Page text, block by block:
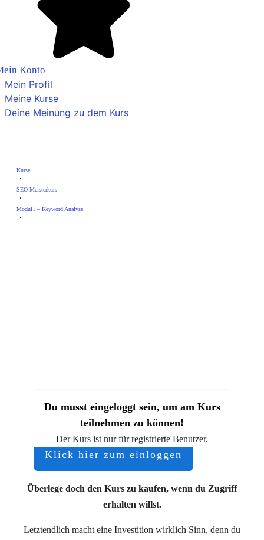
Konto
Mein Profil
Meine Kurse
Deine Meinung zu dem Kurs
Kurse
SEO Meisterkurs
Modul1 – Keyword Analyse
Du musst eingeloggt sein, um am Kurs
teilnehmen zu können!
Der Kurs ist nur für registrierte Benutzer.
Klick hier zum einloggen
Überlege doch den Kurs zu kaufen, wenn du Zugriff
erhalten willst.
Letztendlich macht eine Investition wirklich Sinn, denn du